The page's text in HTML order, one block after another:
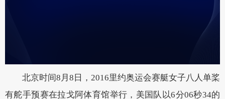
北京时间8月8日，2016里约奥运会赛艇女子八人单桨
有舵手预赛在拉戈阿体育馆举行，美国队以6分06秒34的